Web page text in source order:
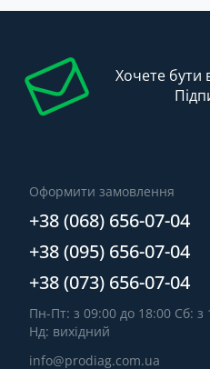
Хочете бути
Оформити замовлення
+38 (068) 656-07-04
+38 (095) 656-07-04
+38 (073) 656-07-04
Пн-Пт: з 09:00 до 18:00 Сб: з
Нд: вихідний
info@prodiag.com.ua